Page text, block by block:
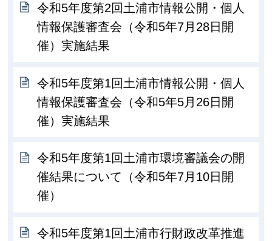
令和5年度第2回土浦市情報公開・個人
情報保護審査会（令和5年7月28日開
催）実施結果
令和5年度第1回土浦市情報公開・個人
情報保護審査会（令和5年5月26日開
催）実施結果
令和5年度第1回土浦市環境審議会の開
催結果について（令和5年7月10日開
催）
令和5年度第1回土浦市行財政改革推進